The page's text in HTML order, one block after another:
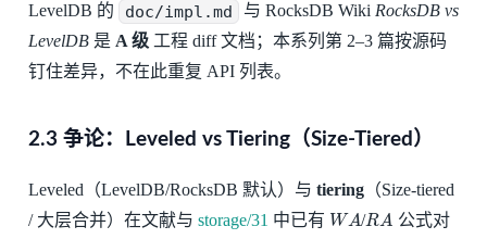
LevelDB 的 doc/impl.md 与 RocksDB WikiRocksDB vs
LevelDB是 A 级工程 diff 文档；本系列第 2–3 篇按源码
钉住差异，不在此重复 API 列表。
2.3 争论：Leveled vs Tiering（Size-Tiered）
Leveled（LevelDB/RocksDB 默认）与 tiering（Size-tiered
/ 大层合并）在文献与 storage/31 中已有 WA /RA 公式对